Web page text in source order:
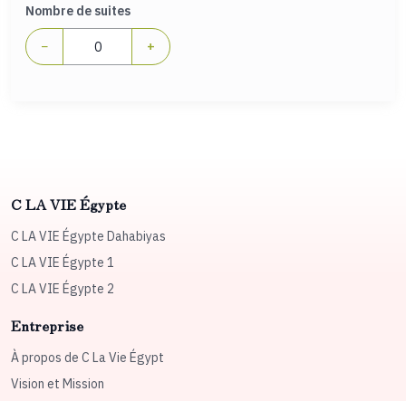
Nombre de suites
− +
C LA VIE Égypte
C LA VIE Égypte Dahabiyas
C LA VIE Égypte 1
C LA VIE Égypte 2
Entreprise
À propos de C La Vie Égypt
Vision et Mission